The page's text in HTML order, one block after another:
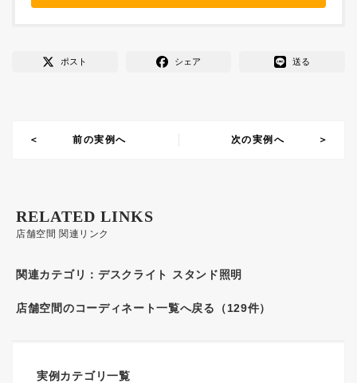
ポスト シェア 送る
前の実例へ 次の実例へ
店舗空間 関連リンク
RELATED LINKS
関連カテゴリ： デスクライト スタンド照明
店舗空間のコーディネート一覧へ戻る（129件）
実例カテゴリ一覧